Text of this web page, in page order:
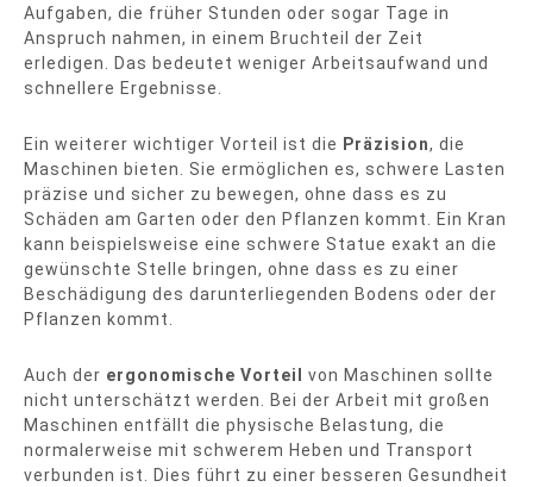
Aufgaben, die früher Stunden oder sogar Tage in
Anspruch nahmen, in einem Bruchteil der Zeit
erledigen. Das bedeutet weniger Arbeitsaufwand und
schnellere Ergebnisse.
Ein weiterer wichtiger Vorteil ist die Präzision, die
Maschinen bieten. Sie ermöglichen es, schwere Lasten
präzise und sicher zu bewegen, ohne dass es zu
Schäden am Garten oder den Pflanzen kommt. Ein Kran
kann beispielsweise eine schwere Statue exakt an die
gewünschte Stelle bringen, ohne dass es zu einer
Beschädigung des darunterliegenden Bodens oder der
Pflanzen kommt.
Auch der ergonomische Vorteil
von Maschinen sollte
nicht unterschätzt werden. Bei der Arbeit mit großen
Maschinen entfällt die physische Belastung, die
normalerweise mit schwerem Heben und Transport
verbunden ist. Dies führt zu einer besseren Gesundheit